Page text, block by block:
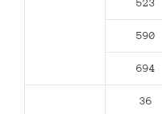
523
590
694
36